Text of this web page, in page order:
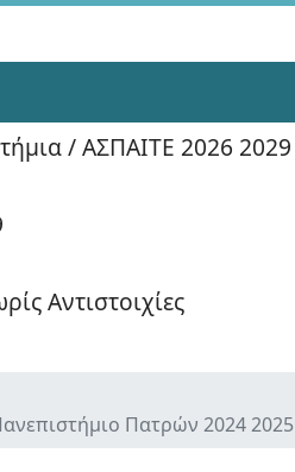
/ ΑΣΠΑΙΤΕ 2026 2029
Αντιστοιχίες
Πατρών 2024 2025